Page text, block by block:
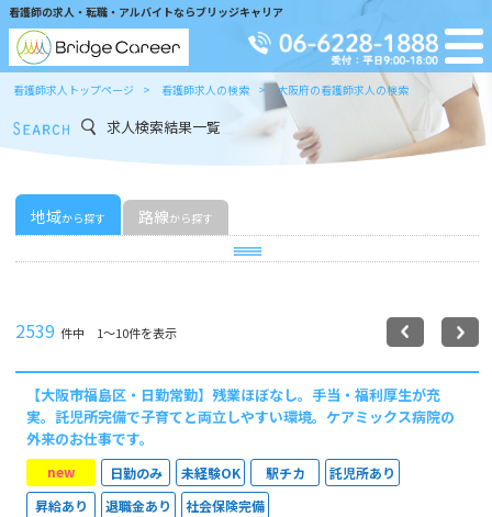
看護師の求人・転職・アルバイトならブリッジキャリア
看護師求人トップページ 看護師求人の検索 大阪府の看護師求人の検索
求人検索結果一覧
地域から探す 路線から探す
2539 件中 1〜10件を表示
【大阪市福島区・日勤常勤】残業ほぼなし。手当・福利厚生が充
実。託児所完備で子育てと両立しやすい環境。ケアミックス病院の
外来のお仕事です。
new 日勤のみ 未経験OK 駅チカ
託児所あり
昇給あり
退職金あり 社会保険完備